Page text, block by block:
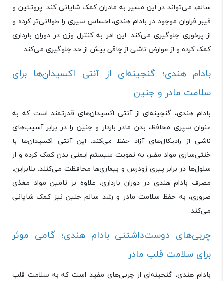
سالم، می‌تواند در این مسیر به مادران کمک شایانی کند. پروتئین و
فیبر فراوان موجود در بادام هندی، احساس سیری را طولانی‌تر کرده و
از پرخوری جلوگیری می‌کند. این امر به کنترل وزن در دوران بارداری
کمک کرده و از عوارض ناشی از چاقی بیش از حد جلوگیری می‌کند.
بادام هندی؛ گنجینه‌ای از آنتی ‌اکسیدان‌ها برای
سلامت مادر و جنین
بادام هندی، گنجینه‌ای از آنتی ‌اکسیدان‌های قدرتمند است که به
عنوان سپری محافظ، بدن مادر باردار و جنین را در برابر آسیب‌های
ناشی از رادیکال‌های آزاد حفظ می‌کند. این آنتی ‌اکسیدان‌ها با
خنثی‌سازی مواد مضر، به تقویت سیستم ایمنی بدن کمک کرده و از
سلول‌ها در برابر پیری زودرس و بیماری‌ها محافظت می‌کنند. بنابراین،
مصرف بادام هندی در دوران بارداری، علاوه بر تامین مواد مغذی
ضروری، به حفظ سلامت مادر و رشد سالم جنین نیز کمک شایانی
می‌کند.
چربی‌های دوست‌داشتنی بادام هندی؛ گامی موثر
برای سلامت قلب مادر
بادام هندی، گنجینه‌ای از چربی‌های مفید است که به سلامت قلب